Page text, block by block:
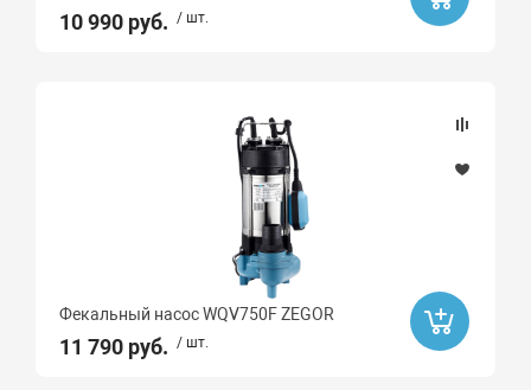
10 990 руб. / шт.
Фекальный насос WQV750F ZEGOR
11 790 руб. / шт.